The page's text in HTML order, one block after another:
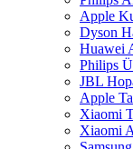
Apple
Dyson
Huawei
Philips
JBL
Apple
Xiaomi
Xiaomi